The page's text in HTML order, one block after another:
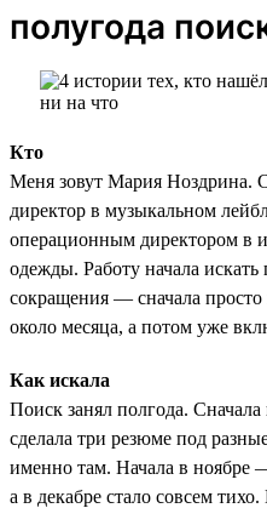
полугода
Кто
Меня зовут Мария Ноздрина.
директор в музыкальном
операционным директором в
одежды. Работу начала
сокращения — сначала
около месяца, а потом уже
Как искала
Поиск занял полгода. Сначала
сделала три резюме под
именно там. Начала в ноябре
а в декабре стало совсем